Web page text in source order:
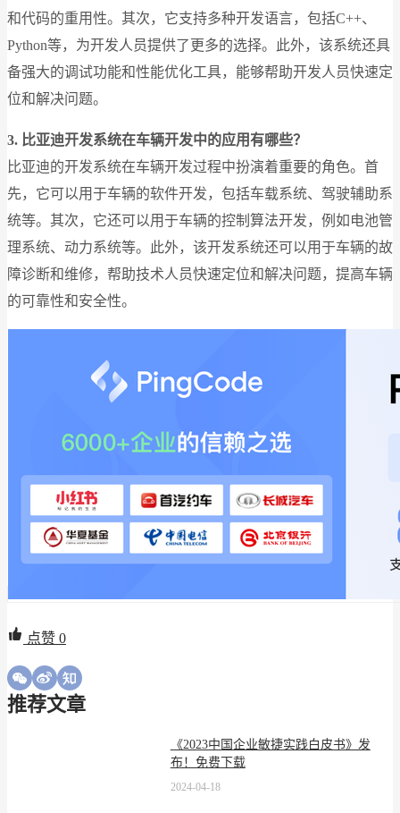
和代码的重用性。其次，它支持多种开发语言，包括C++、
Python等，为开发人员提供了更多的选择。此外，该系统还具
备强大的调试功能和性能优化工具，能够帮助开发人员快速定
位和解决问题。
3. 比亚迪开发系统在车辆开发中的应用有哪些？
比亚迪的开发系统在车辆开发过程中扮演着重要的角色。首
先，它可以用于车辆的软件开发，包括车载系统、驾驶辅助系
统等。其次，它还可以用于车辆的控制算法开发，例如电池管
理系统、动力系统等。此外，该开发系统还可以用于车辆的故
障诊断和维修，帮助技术人员快速定位和解决问题，提高车辆
的可靠性和安全性。
点赞 0
推荐文章
《2023中国企业敏捷实践白皮书》发
布！免费下载
2024-04-18